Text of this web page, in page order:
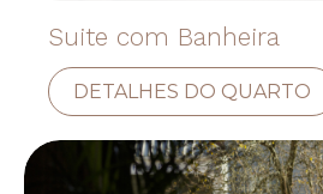
Suite com Banheira
DETALHES DO QUARTO